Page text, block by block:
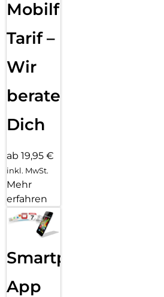
Mobilfunk
Tarif –
Wir
beraten
Dich
ab 19,95 €
inkl. MwSt.
Mehr
erfahren
Smartphone
App